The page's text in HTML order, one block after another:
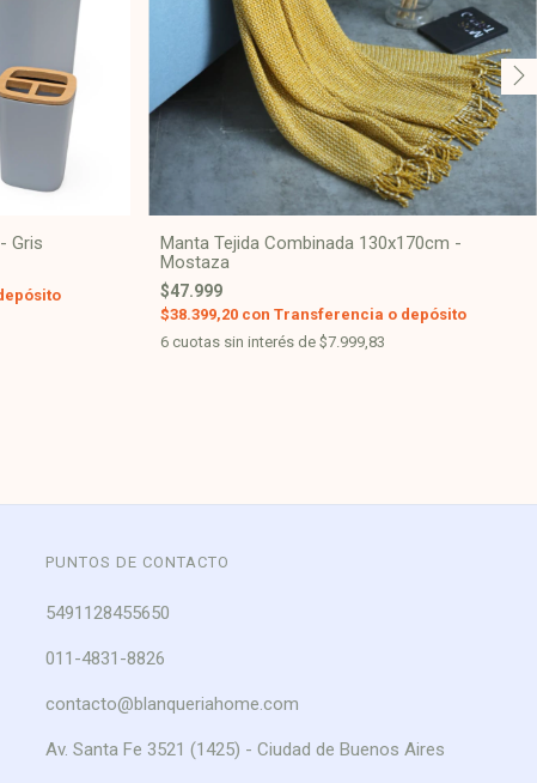
Gris
Manta Tejida Combinada 130x170cm -
Mostaza
$47.999
$38.399,20 con Transferencia o depósito
6 cuotas sin interés de$7.999,83
PUNTOS DE CONTACTO
5491128455650
011-4831-8826
contacto@blanqueriahome.com
Av. Santa Fe 3521 (1425) - Ciudad de Buenos Aires